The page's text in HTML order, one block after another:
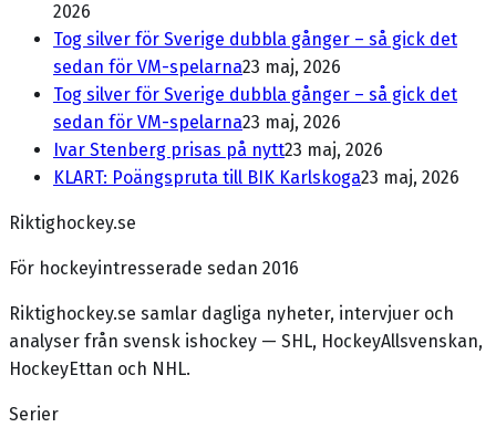
2026
Tog silver för Sverige dubbla gånger – så gick det
sedan för VM-spelarna23 maj, 2026
Tog silver för Sverige dubbla gånger – så gick det
sedan för VM-spelarna23 maj, 2026
Ivar Stenberg prisas på nytt23 maj, 2026
KLART: Poängspruta till BIK Karlskoga23 maj, 2026
Riktighockey.se
För hockeyintresserade sedan 2016
Riktighockey.se samlar dagliga nyheter, intervjuer och
analyser från svensk ishockey — SHL, HockeyAllsvenskan,
HockeyEttan och NHL.
Serier